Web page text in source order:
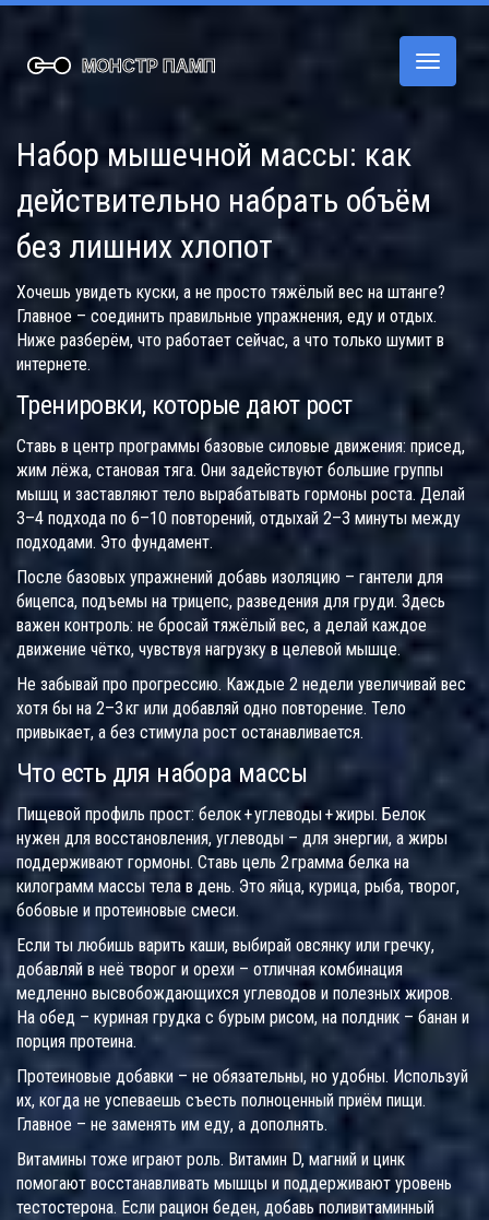
Набор мышечной массы: как
действительно набрать объём
без лишних хлопот
Хочешь увидеть куски, а не просто тяжёлый вес на штанге?
Главное – соединить правильные упражнения, еду и отдых.
Ниже разберём, что работает сейчас, а что только шумит в
интернете.
Тренировки, которые дают рост
Ставь в центр программы базовые силовые движения: присед,
жим лёжа, становая тяга. Они задействуют большие группы
мышц и заставляют тело вырабатывать гормоны роста. Делай
3–4 подхода по 6–10 повторений, отдыхай 2–3 минуты между
подходами. Это фундамент.
После базовых упражнений добавь изоляцию – гантели для
бицепса, подъемы на трицепс, разведения для груди. Здесь
важен контроль: не бросай тяжёлый вес, а делай каждое
движение чётко, чувствуя нагрузку в целевой мышце.
Не забывай про прогрессию. Каждые 2 недели увеличивай вес
хотя бы на 2–3 кг или добавляй одно повторение. Тело
привыкает, а без стимула рост останавливается.
Что есть для набора массы
Пищевой профиль прост: белок + углеводы + жиры. Белок
нужен для восстановления, углеводы – для энергии, а жиры
поддерживают гормоны. Ставь цель 2 грамма белка на
килограмм массы тела в день. Это яйца, курица, рыба, творог,
бобовые и протеиновые смеси.
Если ты любишь варить каши, выбирай овсянку или гречку,
добавляй в неё творог и орехи – отличная комбинация
медленно высвобождающихся углеводов и полезных жиров.
На обед – куриная грудка с бурым рисом, на полдник – банан и
порция протеина.
Протеиновые добавки – не обязательны, но удобны. Используй
их, когда не успеваешь съесть полноценный приём пищи.
Главное – не заменять им еду, а дополнять.
Витамины тоже играют роль. Витамин D, магний и цинк
помогают восстанавливать мышцы и поддерживают уровень
тестостерона. Если рацион беден, добавь поливитаминный